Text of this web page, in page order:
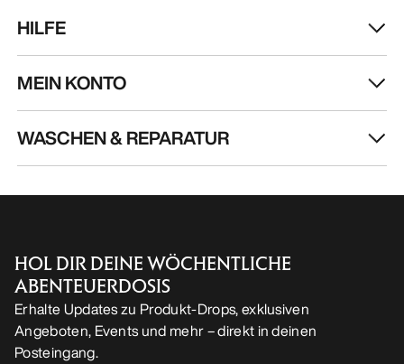
HILFE
MEIN KONTO
WASCHEN & REPARATUR
HOL DIR DEINE WÖCHENTLICHE
ABENTEUERDOSIS
Erhalte Updates zu Produkt-Drops, exklusiven
Angeboten, Events und mehr – direkt in deinen
Posteingang.